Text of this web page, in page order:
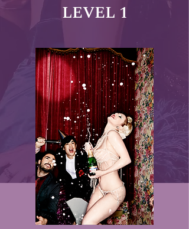
LEVEL 1